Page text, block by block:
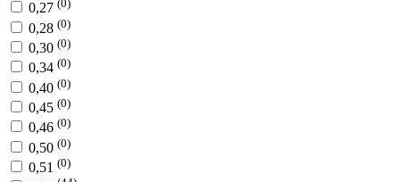
0,27 (0)
0,28 (0)
0,30 (0)
0,34 (0)
0,40 (0)
0,45 (0)
0,46 (0)
0,50 (0)
0,51 (0)